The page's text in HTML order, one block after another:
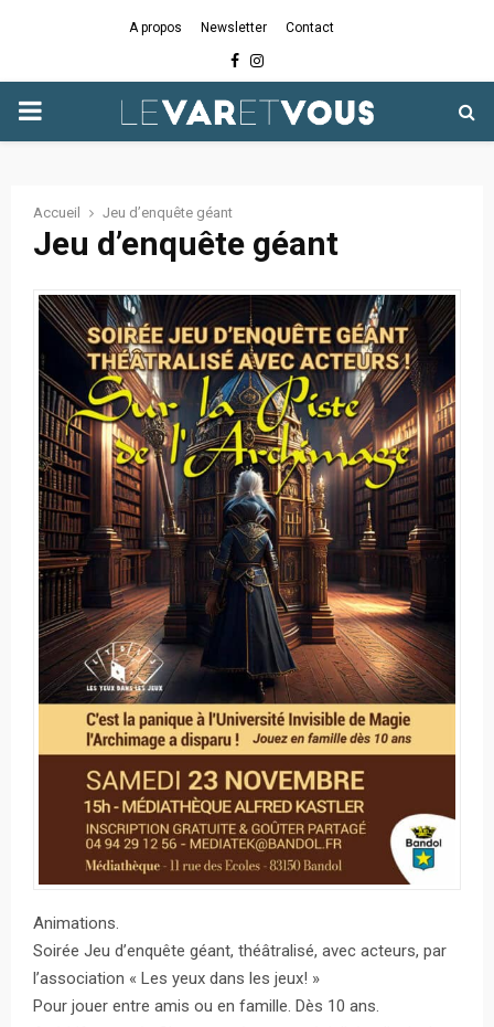
A propos Newsletter Contact
Facebook
Instagram
PRIMARY
Accueil Jeu d’enquête géant
Jeu d’enquête géant
Animations.
Soirée Jeu d’enquête géant, théâtralisé, avec acteurs, par
l’association « Les yeux dans les jeux! »
Pour jouer entre amis ou en famille. Dès 10 ans.